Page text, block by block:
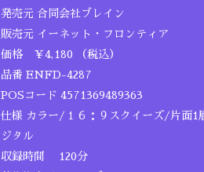
発売元 合同会社ブレイン
販売元 イーネット・フロンティア
価格 ￥4,180 （税込）
品番 ENFD-4287
POSコード 4571369489363
仕様 カラー/１６：９スクイーズ/片面1
ジタル
収録時間 120分